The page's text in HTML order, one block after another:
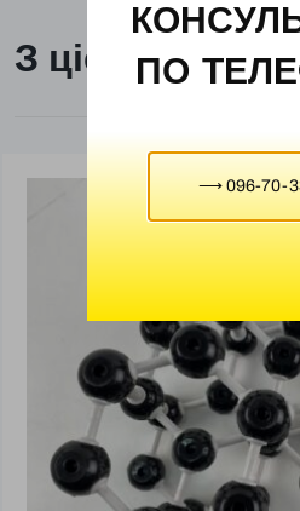
З цієї жПО
⟶ 096-70-